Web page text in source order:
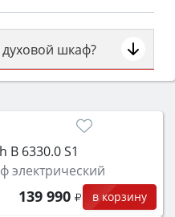
шкаф?
типом (газовый или
50–70 л для семьи,
самоочистка,
B 6330.0 S1
электрический
139 990 в корзину